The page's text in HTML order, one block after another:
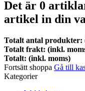
Det är 0
artikel in din
Totalt antal produkter:
Totalt frakt: (inkl.
Totalt: (inkl. moms)
Fortsätt shoppa Gå till
Kategorier